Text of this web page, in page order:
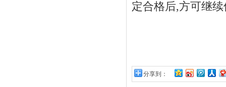
定合格后,方可继
分享到：